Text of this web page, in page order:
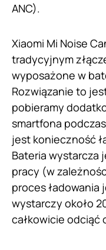
ANC).
Xiaomi Mi Noise
tradycyjnym
wyposażone w
Rozwiązanie to
pobieramy
smartfona
jest konieczność
Bateria wystarcza
pracy (w
proces ładowania
wystarczy około
całkowicie odciąć